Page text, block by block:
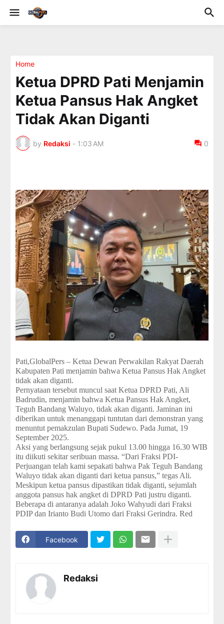
Home
Ketua DPRD Pati Menjamin
Ketua Pansus Hak Angket
Tidak Akan Diganti
by Redaksi - 1:03 AM 0
Pati,GlobalPers – Ketua Dewan Perwakilan Rakyat Daerah
Kabupaten Pati menjamin bahwa Ketua Pansus Hak Angket
tidak akan diganti.
Pernyataan tersebut muncul saat Ketua DPRD Pati, Ali
Badrudin, menjamin bahwa Ketua Pansus Hak Angket,
Teguh Bandang Waluyo, tidak akan diganti. Jaminan ini
diberikan untuk menanggapi tuntutan dari demonstran yang
menuntut pemakzulan Bupati Sudewo. Pada Jumat, 19
September 2025.
Aksi yang berlangsung sejak pukul 13.00 hingga 16.30 WIB
itu diikuti sekitar seribuan massa. “Dari Fraksi PDI-
Perjuangan telah kami sepakati bahwa Pak Teguh Bandang
Waluyo tidak akan diganti dari ketua pansus,” tegas Ali.
Meskipun ketua pansus dipastikan tidak diganti, sejumlah
anggota pansus hak angket di DPRD Pati justru diganti.
Beberapa di antaranya adalah Joko Wahyudi dari Fraksi
PDIP dan Irianto Budi Utomo dari Fraksi Gerindra. Red
Facebook
Redaksi